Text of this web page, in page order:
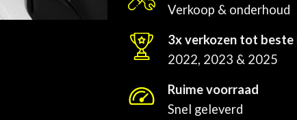
Verkoop & onderhoud
3x verkozen tot beste
2022, 2023 & 2025
Ruime voorraad
Snel geleverd